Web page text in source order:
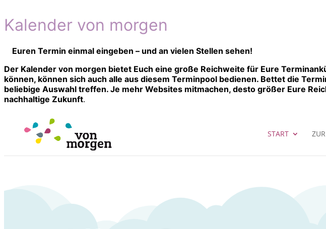
Kalender von morgen
Euren Termin einmal eingeben – und an vielen Stellen sehen!
Der Kalender von morgen bietet Euch eine große Reichweite für Eure
können, können sich auch alle aus diesem Terminpool bedienen. Bettet die
beliebige Auswahl treffen. Je mehr Websites mitmachen, desto größer Eure
nachhaltige Zukunft.